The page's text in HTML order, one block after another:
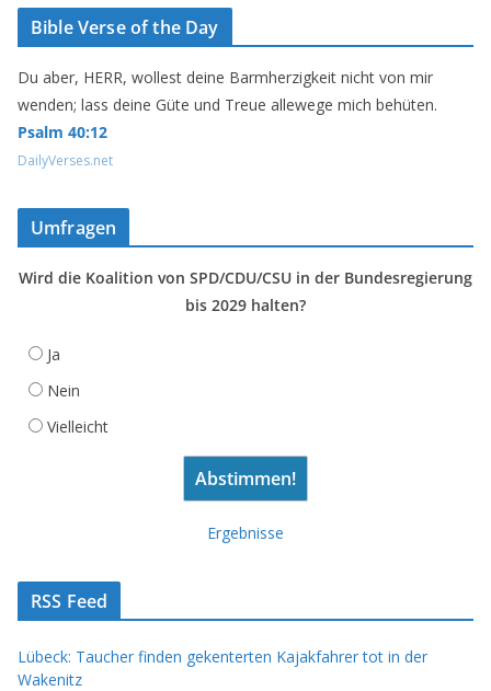
Bible Verse of the Day
Du aber, HERR, wollest deine Barmherzigkeit nicht von mir
wenden; lass deine Güte und Treue allewege mich behüten.
Psalm 40:12
DailyVerses.net
Umfragen
Wird die Koalition von SPD/CDU/CSU in der Bundesregierung
bis 2029 halten?
Ja
Nein
Vielleicht
Ergebnisse
RSS Feed
Lübeck: Taucher finden gekenterten Kajakfahrer tot in der
Wakenitz